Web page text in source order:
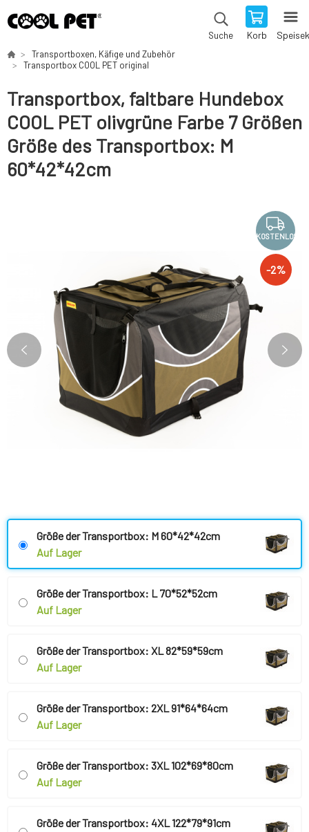
Suche Korb
Transportboxen, Käfige und Zubehör
Transportbox COOL PET original
Transportbox, faltbare Hundebox
COOL PET olivgrüne Farbe 7 Größen
Größe des Transportbox: M
60*42*42cm
KOSTENLOS
-2%
Größe der Transportbox: M 60*42*42cm
Auf Lager
Größe der Transportbox: L 70*52*52cm
Auf Lager
Größe der Transportbox: XL 82*59*59cm
Auf Lager
Größe der Transportbox: 2XL 91*64*64cm
Auf Lager
Größe der Transportbox: 3XL 102*69*80cm
Auf Lager
Größe der Transportbox: 4XL 122*79*91cm